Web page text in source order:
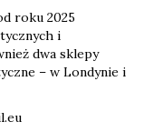
roku 2025
i
dwa sklepy
– w Londynie i